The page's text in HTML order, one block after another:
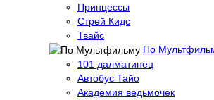
Принцессы
Стрей Кидс
Твайс
По
101 далматинец
Автобус Тайо
Академия ведьмочек